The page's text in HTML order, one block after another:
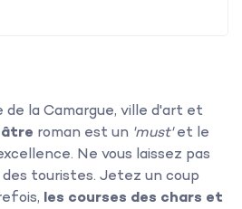
la Camargue, ville d'art et
roman est un 'must'et le
Ne vous laissez pas
touristes. Jetez un coup
les courses des chars et